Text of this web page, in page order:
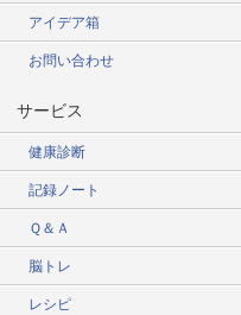
アイデア箱
お問い合わせ
サービス
健康診断
記録ノート
Ｑ＆Ａ
脳トレ
レシピ